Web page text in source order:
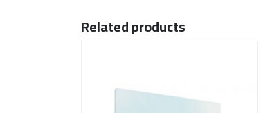
Related products